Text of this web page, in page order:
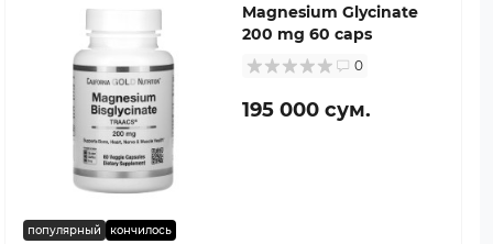
популярный кончилось
Magnesium Glycinate
200 mg 60 caps
0
195 000 сум.